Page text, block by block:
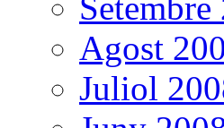
Agost
Juliol